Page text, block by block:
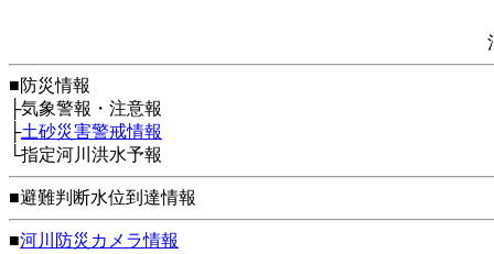
■防災情報
├気象警報・注意報
├土砂災害警戒情報
└指定河川洪水予報
■避難判断水位到達情報
■河川防災カメラ情報